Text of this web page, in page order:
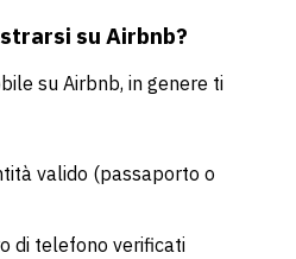
su Airbnb?
su Airbnb, in genere ti
valido (passaporto o
di telefono verificati